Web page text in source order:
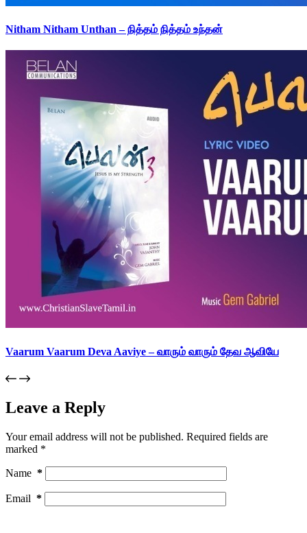
Nitham Nitham Unthan – நித்தம் நித்தம் உந்தன்
Vaarum Vaarum Deva Aaviye – வாரும் வாரும் தேவ ஆவியே
Leave a Reply
Your email address will not be published. Required fields are
marked *
Name *
Email *